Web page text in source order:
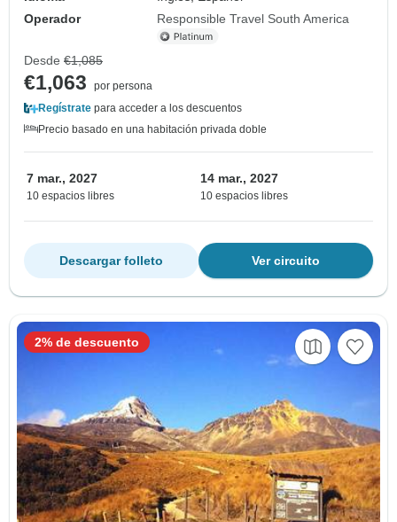
Operador
Responsible Travel South America
Desde €1,085
€1,063
por persona
Regístrate para acceder a los descuentos
Precio basado en una habitación privada doble
7 mar., 2027
10 espacios libres
14 mar., 2027
10 espacios libres
Ver circuito
Descargar folleto
2% de descuento